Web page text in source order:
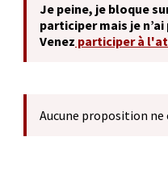
Je peine, je bloque
participer mais je n’ai
Venez participer à
Aucune proposition ne